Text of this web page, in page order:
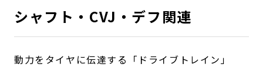
シャフト・CVJ・デフ関連
動力をタイヤに伝達する「ドライブトレイン」